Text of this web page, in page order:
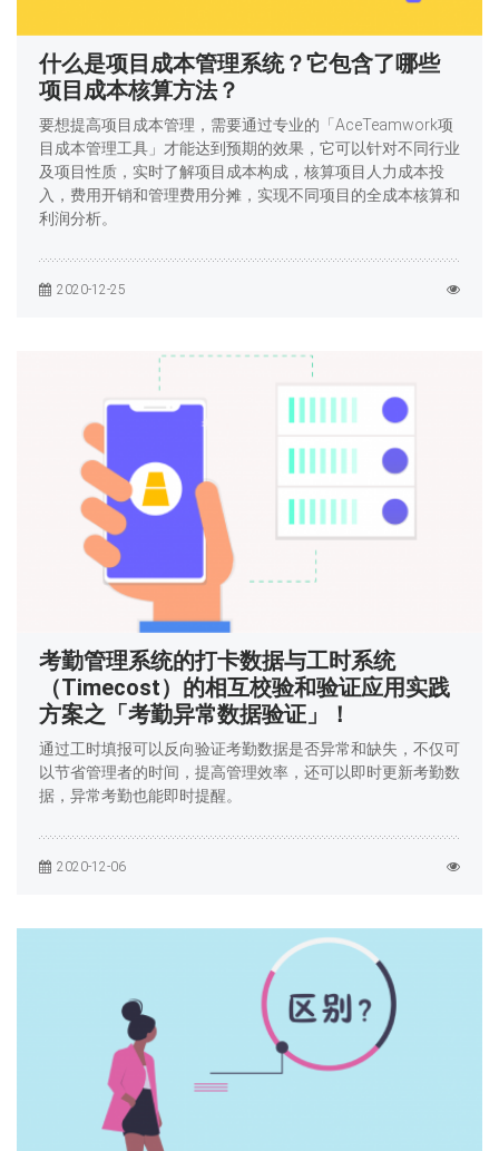
什么是项目成本管理系统？它包含了哪些
项目成本核算方法？
要想提高项目成本管理，需要通过专业的「AceTeamwork项
目成本管理工具」才能达到预期的效果，它可以针对不同行业
及项目性质，实时了解项目成本构成，核算项目人力成本投
入，费用开销和管理费用分摊，实现不同项目的全成本核算和
利润分析。
2020-12-25
考勤管理系统的打卡数据与工时系统
（Timecost）的相互校验和验证应用实践
方案之「考勤异常数据验证」！
通过工时填报可以反向验证考勤数据是否异常和缺失，不仅可
以节省管理者的时间，提高管理效率，还可以即时更新考勤数
据，异常考勤也能即时提醒。
2020-12-06